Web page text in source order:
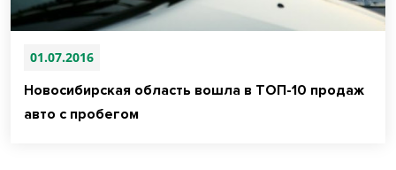
01.07.2016
Новосибирская область вошла в ТОП-10 продаж
авто с пробегом